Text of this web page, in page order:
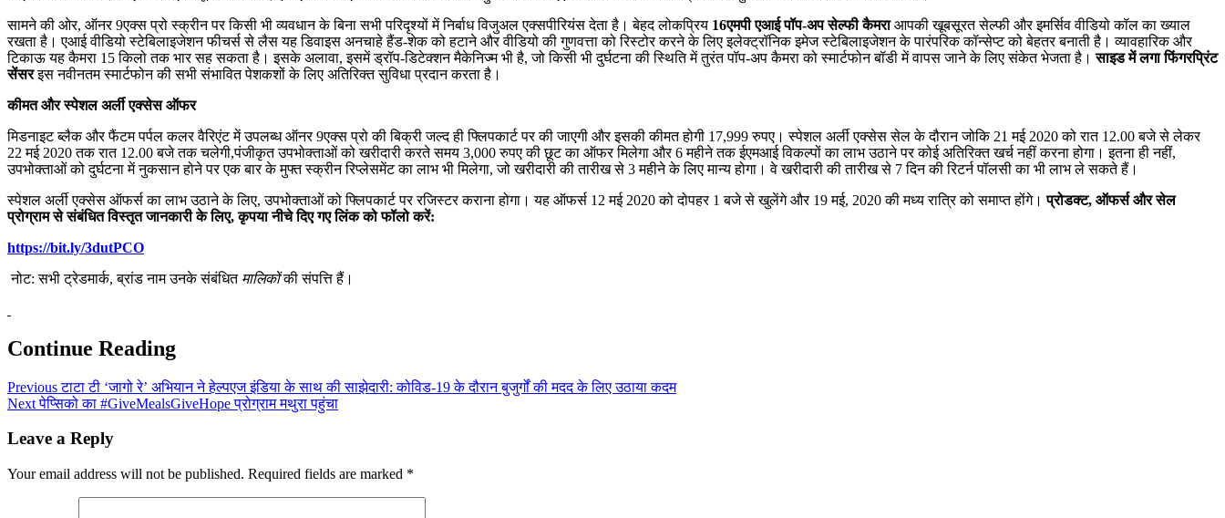
सामने की ओर, ऑनर 9एक्स प्रो स्क्रीन पर किसी भी व्यवधान के बिना सभी परिदृश्यों में निर्बाध विजुअल एक्सपीरियंस देता है। बेहद लोकप्रिय 16एमपी एआई पॉप-अप सेल्फी कैमराआपकी खूबसूरत सेल्फी और इमर्सिव वीडियो कॉल का ख्याल
रखता है। एआई वीडियो स्टेबिलाइजेशन फीचर्स से लैस यह डिवाइस अनचाहे हैंड-शेक को हटाने और वीडियो की गुणवत्ता को रिस्टोर करने के लिए इलेक्ट्रॉनिक इमेज स्टेबिलाइजेशन के पारंपरिक कॉन्सेप्ट को बेहतर बनाती है। व्यावहारिक और
टिकाऊ यह कैमरा 15 किलो तक भार सह सकता है। इसके अलावा, इसमें ड्रॉप-डिटेक्शन मैकेनिज्म भी है, जो किसी भी दुर्घटना की स्थिति में तुरंत पॉप-अप कैमरा को स्मार्टफोन बॉडी में वापस जाने के लिए संकेत भेजता है।साइड में लगा फिंगरप्रिंट
सेंसरइस नवीनतम स्मार्टफोन की सभी संभावित पेशकशों के लिए अतिरिक्त सुविधा प्रदान करता है।
कीमत और स्पेशल अर्ली एक्सेसऑफर
मिडनाइट ब्लैक और फैंटम पर्पल कलर वैरिएंट में उपलब्ध ऑनर 9एक्स प्रो की बिक्री जल्द ही फ्लिपकार्ट पर की जाएगी और इसकी कीमत होगी 17,999 रुपए। स्पेशल अर्ली एक्सेस सेल के दौरान जोकि 21 मई 2020 को रात 12.00 बजे से लेकर
22 मई 2020 तक रात 12.00 बजे तक चलेगी,पंजीकृत उपभोक्‍ताओं को खरीदारी करते समय 3,000 रुपए की छूट का ऑफर मिलेगा और 6 महीने तक ईएमआई विकल्पों का लाभ उठाने पर कोई अतिरिक्त खर्च नहीं करना होगा। इतना ही नहीं,
उपभोक्ताओं को दुर्घटना में नुकसान होने पर एक बार के मुफ्त स्क्रीन रिप्लेसमेंट का लाभ भी मिलेगा, जो खरीदारी की तारीख से 3 महीने के लिए मान्‍य होगा। वे खरीदारी की तारीख से 7 दिन की रिटर्न पॉलसी का भी लाभ ले सकते हैं।
स्पेशल अर्ली एक्‍सेस ऑफर्स का लाभ उठाने के लिए, उपभोक्ताओं को फ्लिपकार्ट पर रजिस्‍टर कराना होगा। यह ऑफर्स 12 मई 2020 को दोपहर 1 बजे से खुलेंगे और 19 मई, 2020 की मध्‍य रात्रि को समाप्‍त होंगे।प्रोडक्‍ट, ऑफर्स और सेल
प्रोग्राम से संबंधित विस्तृत जानकारी के लिए, कृपया नीचे दिए गए लिंक को फॉलो करें:
https://bit.ly/3dutPCO
नोट: सभी ट्रेडमार्क, ब्रांड नाम उनके संबंधित मालिकोंकी संपत्ति हैं।
Continue Reading
Previousटाटा टी ‘जागो रे’ अभियान ने हेल्पएज इंडिया के साथ की साझेदारी: कोविड-19 के दौरान बुजुर्गों की मदद के लिए उठाया कदम
Nextपेप्सिको का #GiveMealsGiveHope प्रोग्राम मथुरा पहुंचा
Leave a Reply
Your email address will not be published. Required fields are marked *